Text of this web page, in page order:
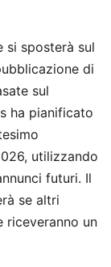
si sposterà sul
di
sul
ha pianificato
utilizzando
futuri. Il
se altri
un